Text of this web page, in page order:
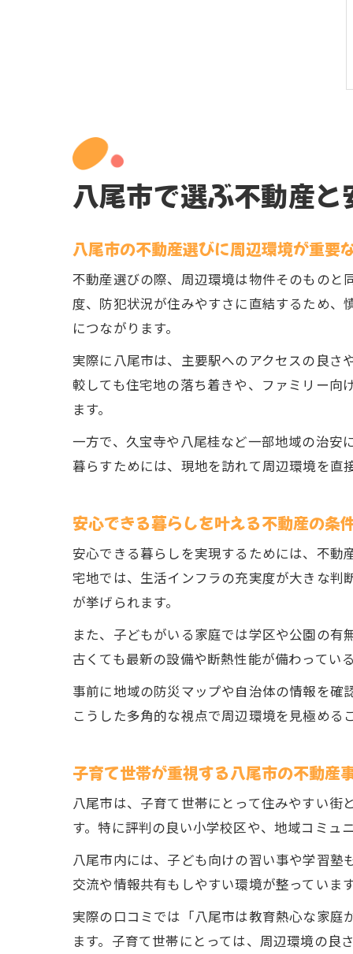
八尾市で選ぶ不動産
八尾市の不動産選びに周辺環境が重要
不動産選びの際、周辺環境は物件そのものと
度、防犯状況が住みやすさに直結するため、
につながります。
実際に八尾市は、主要駅へのアクセスの良
較しても住宅地の落ち着きや、ファミリー向
ます。
一方で、久宝寺や八尾桂など一部地域の治安
暮らすためには、現地を訪れて周辺環境を直
安心できる暮らしを叶える不動産の条
安心できる暮らしを実現するためには、不
宅地では、生活インフラの充実度が大きな判
が挙げられます。
また、子どもがいる家庭では学区や公園の
古くても最新の設備や断熱性能が備わってい
事前に地域の防災マップや自治体の情報を確
こうした多角的な視点で周辺環境を見極める
子育て世帯が重視する八尾市の不動産
八尾市は、子育て世帯にとって住みやすい街
す。特に評判の良い小学校区や、地域コミュ
八尾市内には、子ども向けの習い事や学習
交流や情報共有もしやすい環境が整っていま
実際の口コミでは「八尾市は教育熱心な家
ます。子育て世帯にとっては、周辺環境の良